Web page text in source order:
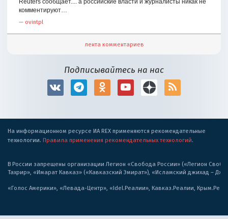
комментируют…
— ovintpl
лента комментариев
Подписывайтесь на нас
На информационном ресурсе ИА REX применяются рекомендательные
технологии. Правила применения рекомендательных технологий.
В России запрещены организации Легион «Свобода России» («Легион
Тахрир», «Имарат Кавказ» («Кавказский Эмират»), «Исламский джихад –
«Голос Америки», «Левада-Центр», «Idel.Реалии», Кавказ.Реалии,